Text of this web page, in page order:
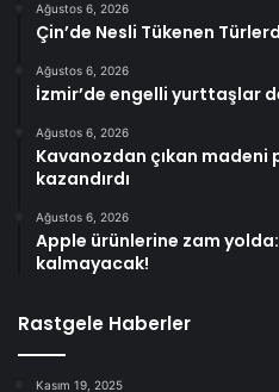
Ağustos 6, 2026
Çin’de Nesli Tükenen
Ağustos 6, 2026
İzmir’de engelli yurttaşlar
Ağustos 6, 2026
Kavanozdan çıkan madeni
kazandırdı
Ağustos 6, 2026
Apple ürünlerine zam yolda:
kalmayacak!
Rastgele Haberler
Kasım 19, 2025